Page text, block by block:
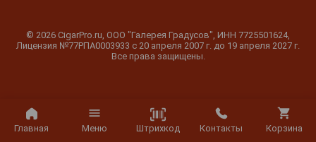
Главная Меню Штрихкод Контакты Корзина
© 2026 CigarPro.ru, ООО "Галерея Градусов", ИНН 7725501624,
Лицензия №77РПА0003933 c 20 апреля 2007 г. до 19 апреля 2027 г.
Все права защищены.